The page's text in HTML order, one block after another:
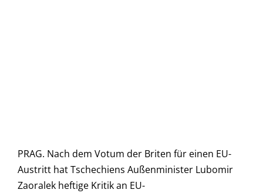
PRAG. Nach dem Votum der Briten für einen EU-
Austritt hat Tschechiens Außenminister Lubomir
Zaoralek heftige Kritik an EU-